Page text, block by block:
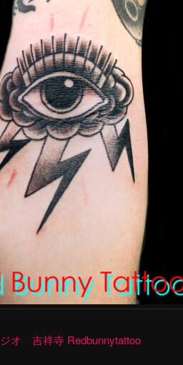
オ 吉祥寺 Redbunnytattoo